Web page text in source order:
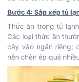
Bước 4: Sắp xếp tủ
Thức ăn trong tủ
Các loại thức ăn
cây vào ngăn riêng;
nên chèn ép quá